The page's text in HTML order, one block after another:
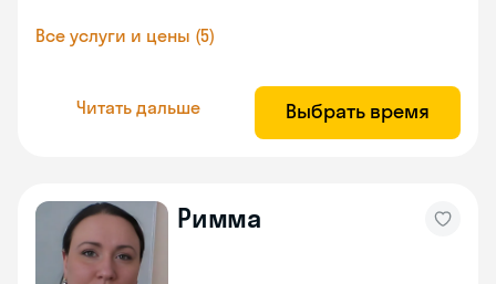
Все услуги и цены (5)
Читать дальше Выбрать время
Римма